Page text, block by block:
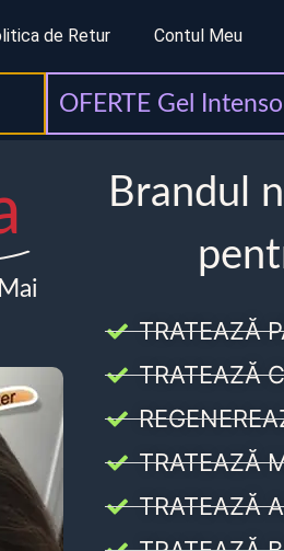
de Retur Contul Meu
OFERTE Gel Intenso
Brandul
TRATEAZĂ
TRATEAZĂ
TRATEAZĂ
TRATEAZĂ